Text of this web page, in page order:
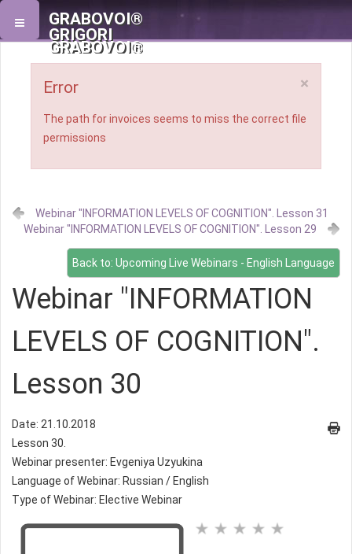
GRABOVOI®
GRIGORI
GRABOVOI®
×
Error
The path for invoices seems to miss the correct file
permissions
Webinar "INFORMATION LEVELS OF COGNITION". Lesson 31
Webinar "INFORMATION LEVELS OF COGNITION". Lesson 29
Back to: Upcoming Live Webinars - English Language
Webinar "INFORMATION
LEVELS OF COGNITION".
Lesson 30
Date: 21.10.2018
Lesson 30.
Webinar presenter: Evgeniya Uzyukina
Language of Webinar: Russian / English
Type of Webinar: Elective Webinar